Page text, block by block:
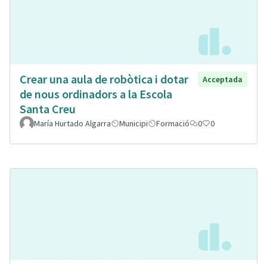
Crear una aula de robòtica i dotar
de nous ordinadors a la Escola
Santa Creu
Acceptada
María Hurtado Algarra Municipi Formació 0 0